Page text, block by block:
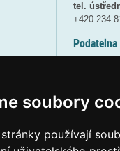
soubory
používají
tel.
+420 234
(více